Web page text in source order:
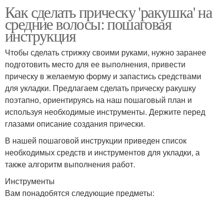
Как сделать прическу 'ракушка' на
средние волосы: пошаговая
инструкция
Чтобы сделать стрижку своими руками, нужно заранее
подготовить место для ее выполнения, привести
прическу в желаемую форму и запастись средствами
для укладки. Предлагаем сделать прическу ракушку
поэтапно, ориентируясь на наш пошаговый план и
используя необходимые инструменты. Держите перед
глазами описание создания прически.
В нашей пошаговой инструкции приведен список
необходимых средств и инструментов для укладки, а
также алгоритм выполнения работ.
Инструменты
Вам понадобятся следующие предметы: